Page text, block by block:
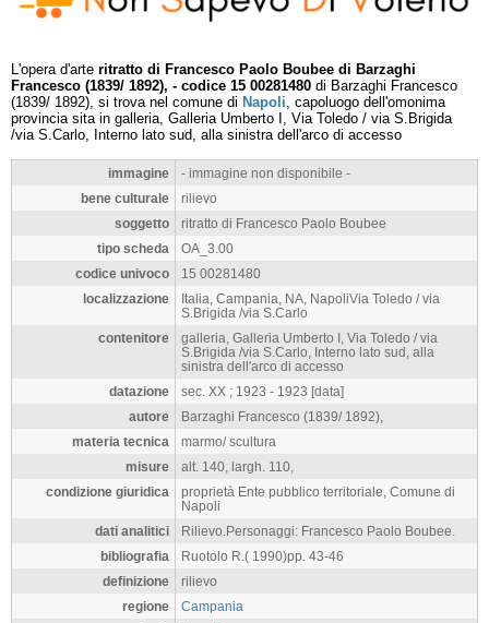
L'opera d'arte ritratto di Francesco Paolo Boubee di Barzaghi
Francesco (1839/ 1892), - codice 15 00281480 di Barzaghi Francesco
(1839/ 1892), si trova nel comune di Napoli, capoluogo dell'omonima
provincia sita in galleria, Galleria Umberto I, Via Toledo / via S.Brigida
/via S.Carlo, Interno lato sud, alla sinistra dell'arco di accesso
immagine
- immagine non disponibile -
bene culturale
rilievo
soggetto
ritratto di Francesco Paolo Boubee
tipo scheda
OA_3.00
codice univoco
15 00281480
localizzazione
Italia, Campania, NA, NapoliVia Toledo / via
S.Brigida /via S.Carlo
contenitore
galleria, Galleria Umberto I, Via Toledo / via
S.Brigida /via S.Carlo, Interno lato sud, alla
sinistra dell'arco di accesso
datazione
sec. XX ; 1923 - 1923 [data]
autore
Barzaghi Francesco (1839/ 1892),
materia tecnica
marmo/ scultura
misure
alt. 140, largh. 110,
condizione giuridica
proprietà Ente pubblico territoriale, Comune di
Napoli
dati analitici
Rilievo.Personaggi: Francesco Paolo Boubee.
bibliografia
Ruotolo R.( 1990)pp. 43-46
definizione
rilievo
regione
Campania